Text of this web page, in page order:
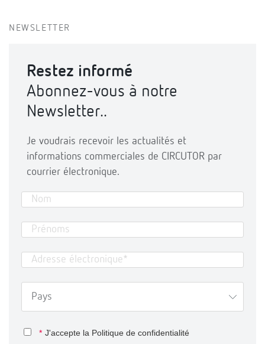
NEWSLETTER
Restez informé
Abonnez-vous à notre
Newsletter..
Je voudrais recevoir les actualités et
informations commerciales de CIRCUTOR par
courrier électronique.
* J'accepte la Politique de confidentialité